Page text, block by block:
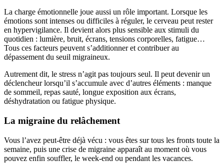
La charge émotionnelle joue aussi un rôle important. Lorsque les
émotions sont intenses ou difficiles à réguler, le cerveau peut rester
en hypervigilance. Il devient alors plus sensible aux stimuli du
quotidien : lumière, bruit, écrans, tensions corporelles, fatigue…
Tous ces facteurs peuvent s’additionner et contribuer au
dépassement du seuil migraineux.
Autrement dit, le stress n’agit pas toujours seul. Il peut devenir un
déclencheur lorsqu’il s’accumule avec d’autres éléments : manque
de sommeil, repas sauté, longue exposition aux écrans,
déshydratation ou fatigue physique.
La migraine du relâchement
Vous l’avez peut-être déjà vécu : vous êtes sur tous les fronts toute la
semaine, puis une crise de migraine apparaît au moment où vous
pouvez enfin souffler, le week-end ou pendant les vacances.